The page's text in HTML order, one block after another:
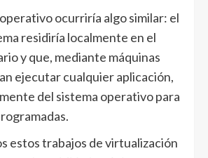
ocurriría algo similar: el
residiría localmente en el
y que, mediante máquinas
ejecutar cualquier aplicación,
del sistema operativo para
estos trabajos de virtualización